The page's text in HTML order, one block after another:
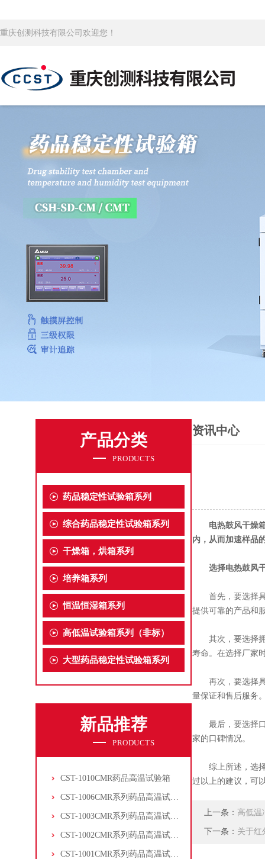
重庆创测科技有限公司欢迎您！
产品分类
PRODUCTS
药品稳定性试验箱系列
综合药品稳定性试验箱系列
干燥箱，烘箱系列
培养箱系列
恒温恒湿箱系列
高低温试验箱系列（非标）
大型药品稳定性试验箱系列
新品推荐
PRODUCTS
CST-1010CMR药品高温试验箱
CST-1006CMR系列药品高温试验箱
CST-1003CMR系列药品高温试验箱
CST-1002CMR系列药品高温试验箱
CST-1001CMR系列药品高温试验箱
资讯中心
电热鼓风干燥
内，从而加速样品
选择电热鼓风
首先，要选择具
提供可靠的产品和
其次，要选择拥
寿命。在选择厂家
再次，要选择具
量保证和售后服务
最后，要选择口
家的口碑情况。
综上所述，选择
过以上的建议，可
上一条： 高低温
下一条： 关于红